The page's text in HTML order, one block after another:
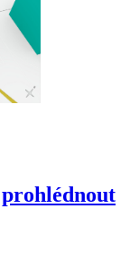
prohlédnout